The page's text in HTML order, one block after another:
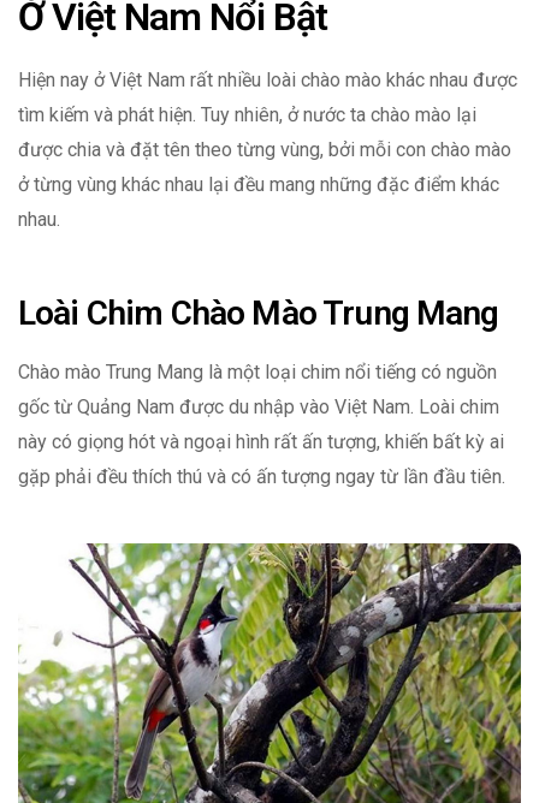
Ở Việt Nam Nổi Bật
Hiện nay ở Việt Nam rất nhiều loài chào mào khác nhau được
tìm kiếm và phát hiện. Tuy nhiên, ở nước ta chào mào lại
được chia và đặt tên theo từng vùng, bởi mỗi con chào mào
ở từng vùng khác nhau lại đều mang những đặc điểm khác
nhau.
Loài Chim Chào Mào Trung Mang
Chào mào Trung Mang là một loại chim nổi tiếng có nguồn
gốc từ Quảng Nam được du nhập vào Việt Nam. Loài chim
này có giọng hót và ngoại hình rất ấn tượng, khiến bất kỳ ai
gặp phải đều thích thú và có ấn tượng ngay từ lần đầu tiên.